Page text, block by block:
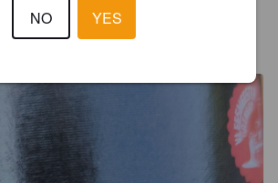
NO YES